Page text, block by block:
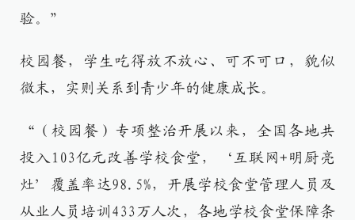
验。”
校园餐，学生吃得放不放心、可不可口，貌似
微末，实则关系到青少年的健康成长。
“（校园餐）专项整治开展以来，全国各地共
投入103亿元改善学校食堂，‘互联网+明厨亮
灶’覆盖率达98.5%，开展学校食堂管理人员及
从业人员培训433万人次，各地学校食堂保障条